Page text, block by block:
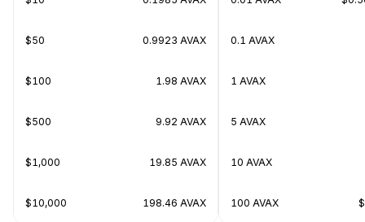
$50 0.9923 AVAX
$100 1.98 AVAX
$500 9.92 AVAX
$1,000 19.85 AVAX
$10,000 198.46 AVAX
0.1 AVAX
1 AVAX
5 AVAX
10 AVAX
100 AVAX